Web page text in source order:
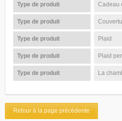
Type de produit Cadeau
Type de produit
Type de produit Plaid
Type de produit Plaid
Type de produit La
Retour à la page précédente